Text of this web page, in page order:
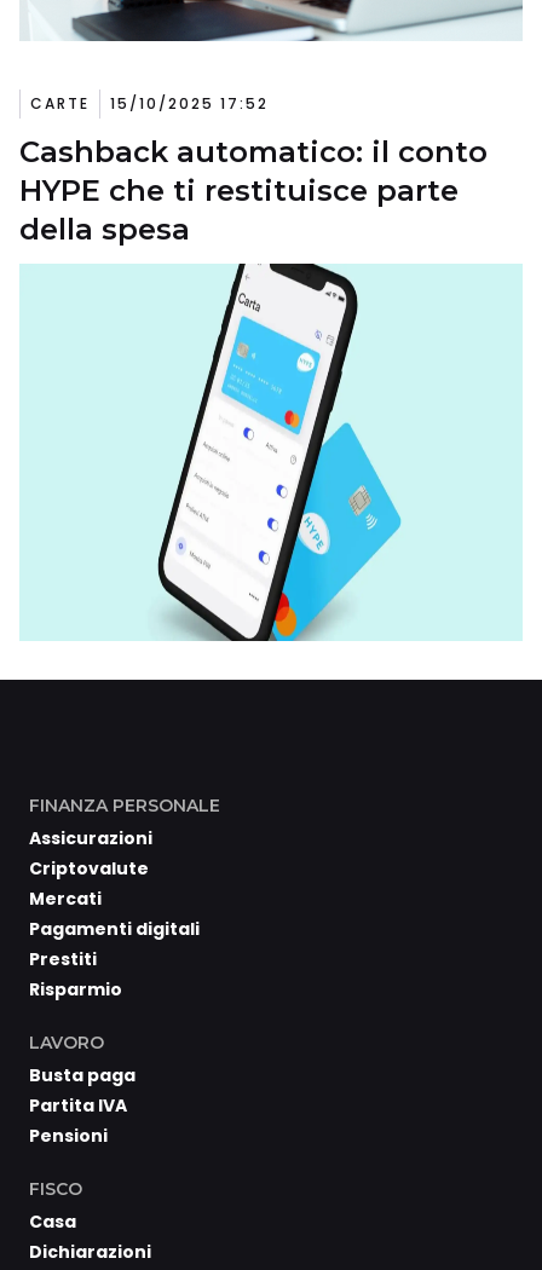
CARTE 15/10/2025 17:52
Cashback automatico: il conto
HYPE che ti restituisce parte
della spesa
FINANZA PERSONALE
Assicurazioni
Criptovalute
Mercati
Pagamenti digitali
Prestiti
Risparmio
LAVORO
Busta paga
Partita IVA
Pensioni
FISCO
Casa
Dichiarazioni